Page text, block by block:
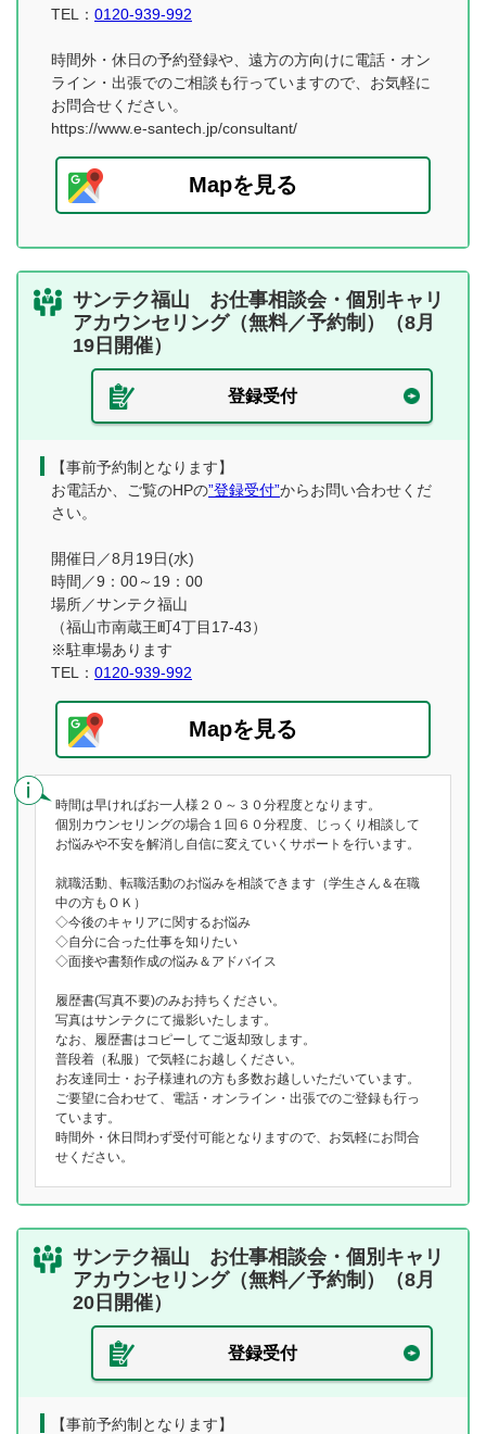
TEL： 0120-939-992
時間外・休日の予約登録や、遠方の方向けに電話・オン
ライン・出張でのご相談も行っていますので、お気軽に
お問合せください。
https://www.e-santech.jp/consultant/
Mapを見る
サンテク福山 お仕事相談会・個別キャリ
アカウンセリング（無料／予約制）（8月
19日開催）
登録受付
【事前予約制となります】
お電話か、ご覧のHPの”登録受付”からお問い合わせくだ
さい。
開催日／8月19日(水)
時間／9：00～19：00
場所／サンテク福山
（福山市南蔵王町4丁目17-43）
※駐車場あります
TEL： 0120-939-992
Mapを見る
時間は早ければお一人様２０～３０分程度となります。
個別カウンセリングの場合１回６０分程度、じっくり相談して
お悩みや不安を解消し自信に変えていくサポートを行います。
就職活動、転職活動のお悩みを相談できます（学生さん＆在職
中の方もＯＫ）
◇今後のキャリアに関するお悩み
◇自分に合った仕事を知りたい
◇面接や書類作成の悩み＆アドバイス
履歴書(写真不要)のみお持ちください。
写真はサンテクにて撮影いたします。
なお、履歴書はコピーしてご返却致します。
普段着（私服）で気軽にお越しください。
お友達同士・お子様連れの方も多数お越しいただいています。
ご要望に合わせて、電話・オンライン・出張でのご登録も行っ
ています。
時間外・休日問わず受付可能となりますので、お気軽にお問合
せください。
サンテク福山 お仕事相談会・個別キャリ
アカウンセリング（無料／予約制）（8月
20日開催）
登録受付
【事前予約制となります】